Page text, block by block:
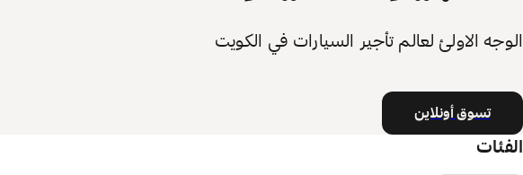
الوجه الاولئ لعالم تأجير السيارات في الكويت
تسوق أونلاين
الفئات